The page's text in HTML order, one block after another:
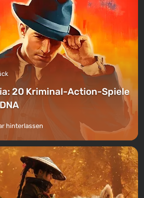
20 Kriminal-Action-Spiele
hinterlassen